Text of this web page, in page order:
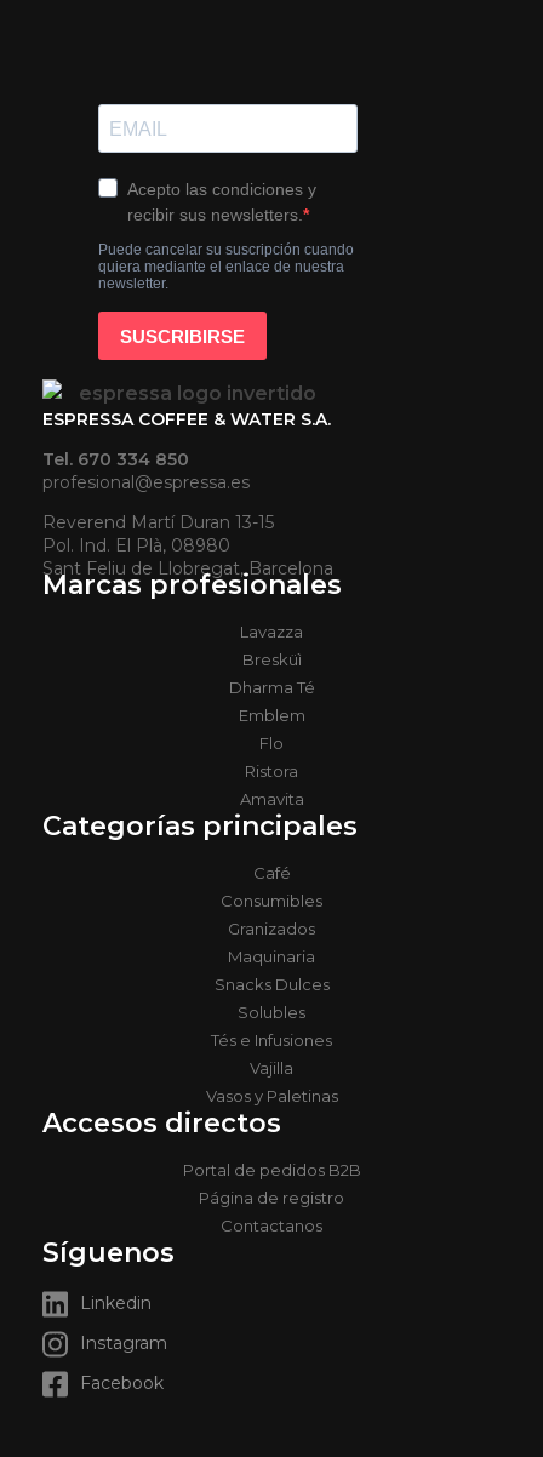
ESPRESSA COFFEE & WATER S.A.
Tel. 670 334 850
profesional@espressa.es
Reverend Martí Duran 13-15
Pol. Ind. El Plà, 08980
Sant Feliu de Llobregat, Barcelona
Marcas profesionales
Lavazza
Bresküì
Dharma Té
Emblem
Flo
Ristora
Amavita
Categorías principales
Café
Consumibles
Granizados
Maquinaria
Snacks Dulces
Solubles
Tés e Infusiones
Vajilla
Vasos y Paletinas
Accesos directos
Portal de pedidos B2B
Página de registro
Contactanos
Síguenos
Linkedin
Instagram
Facebook